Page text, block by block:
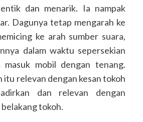
dan menarik. Ia nampak
Dagunya tetap mengarah ke
ke arah sumber suara,
dalam waktu sepersekian
masuk mobil dengan tenang.
itu relevan dengan kesan tokoh
dan relevan dengan
tokoh.